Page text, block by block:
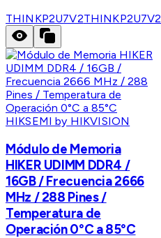
THINKP2U7V2THINKP2U7V2
HIKSEMI by HIKVISION
Módulo de Memoria
HIKER UDIMM DDR4 /
16GB / Frecuencia 2666
MHz / 288 Pines /
Temperatura de
Operación 0°C a 85°C